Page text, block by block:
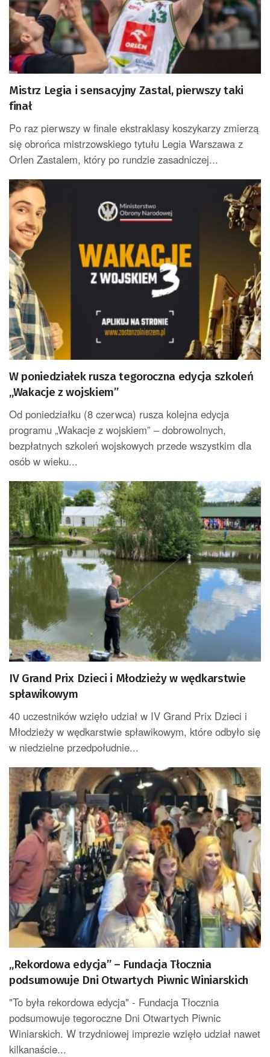
Mistrz Legia i sensacyjny Zastal, pierwszy taki
finał
Po raz pierwszy w finale ekstraklasy koszykarzy zmierzą
się obrońca mistrzowskiego tytułu Legia Warszawa z
Orlen Zastalem, który po rundzie zasadniczej...
W poniedziałek rusza tegoroczna edycja szkoleń
„Wakacje z wojskiem”
Od poniedziałku (8 czerwca) rusza kolejna edycja
programu „Wakacje z wojskiem” – dobrowolnych,
bezpłatnych szkoleń wojskowych przede wszystkim dla
osób w wieku...
IV Grand Prix Dzieci i Młodzieży w wędkarstwie
spławikowym
40 uczestników wzięło udział w IV Grand Prix Dzieci i
Młodzieży w wędkarstwie spławikowym, które odbyło się
w niedzielne przedpołudnie...
„Rekordowa edycja” – Fundacja Tłocznia
podsumowuje Dni Otwartych Piwnic Winiarskich
"To była rekordowa edycja" - Fundacja Tłocznia
podsumowuje tegoroczne Dni Otwartych Piwnic
Winiarskich. W trzydniowej imprezie wzięło udział nawet
kilkanaście...